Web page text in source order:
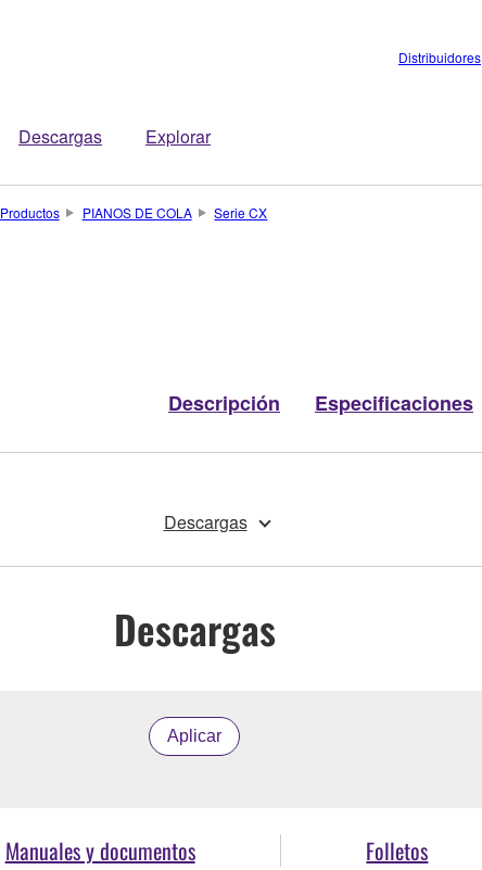
Descargas Explorar
Distribuidores
Productos PIANOS DE COLA Serie CX
Descripción Especificaciones
Descargas
Descargas
Aplicar
Manuales y documentos Folletos